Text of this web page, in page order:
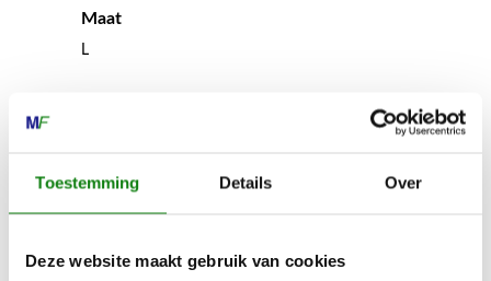
Toestemming Details Over
Deze website maakt gebruik van cookies
Maat
L
100 % polyester